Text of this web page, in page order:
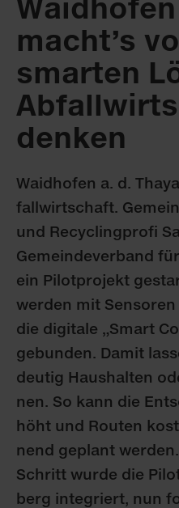
macht’s
smar­ten
den­ken
Waid­ho­fen a. d.
fall­wirt­schaft.
und Re­cy­cling­pro­fi
Ge­mein­de­ver­band
ein Pi­lot­pro­jekt
wer­den mit
die di­gi­ta­le „Smart
ge­bun­den. Da­mit
deu­tig Haus­hal­ten
nen. So kann die
höht und Rou­ten
nend ge­plant
Schritt wur­de die
berg in­te­griert, nun